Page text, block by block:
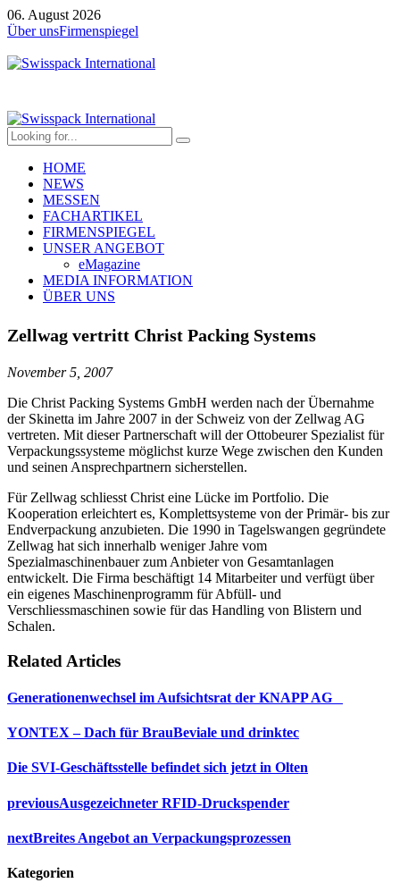
06. August 2026
Über unsFirmenspiegel
HOME
NEWS
MESSEN
FACHARTIKEL
FIRMENSPIEGEL
UNSER ANGEBOT
eMagazine
MEDIA INFORMATION
ÜBER UNS
Zellwag vertritt Christ Packing Systems
November 5, 2007
Die Christ Packing Systems GmbH werden nach der Übernahme
der Skinetta im Jahre 2007 in der Schweiz von der Zellwag AG
vertreten. Mit dieser Partnerschaft will der Ottobeurer Spezialist für
Verpackungssysteme möglichst kurze Wege zwischen den Kunden
und seinen Ansprechpartnern sicherstellen.
Für Zellwag schliesst Christ eine Lücke im Portfolio. Die
Kooperation erleichtert es, Komplettsysteme von der Primär- bis zur
Endverpackung anzubieten. Die 1990 in Tagelswangen gegründete
Zellwag hat sich innerhalb weniger Jahre vom
Spezialmaschinenbauer zum Anbieter von Gesamtanlagen
entwickelt. Die Firma beschäftigt 14 Mitarbeiter und verfügt über
ein eigenes Maschinenprogramm für Abfüll- und
Verschliessmaschinen sowie für das Handling von Blistern und
Schalen.
Related Articles
Generationenwechsel im Aufsichtsrat der KNAPP AG
YONTEX – Dach für BrauBeviale und drinktec
Die SVI-Geschäftsstelle befindet sich jetzt in Olten
previousAusgezeichneter RFID-Druckspender
nextBreites Angebot an Verpackungsprozessen
Kategorien